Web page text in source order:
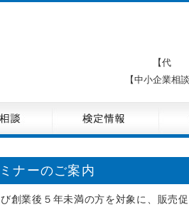
【代
【中小企業相
ナーのご案内
創業後５年未満の方を対象に、販売